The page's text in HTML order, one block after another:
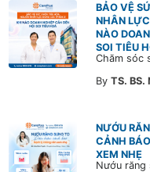
BẢO VỆ
NHÂN
NÀO
SOI TIÊU
ByTS. BS.
NƯỚU
CẢNH
XEM NHẸ